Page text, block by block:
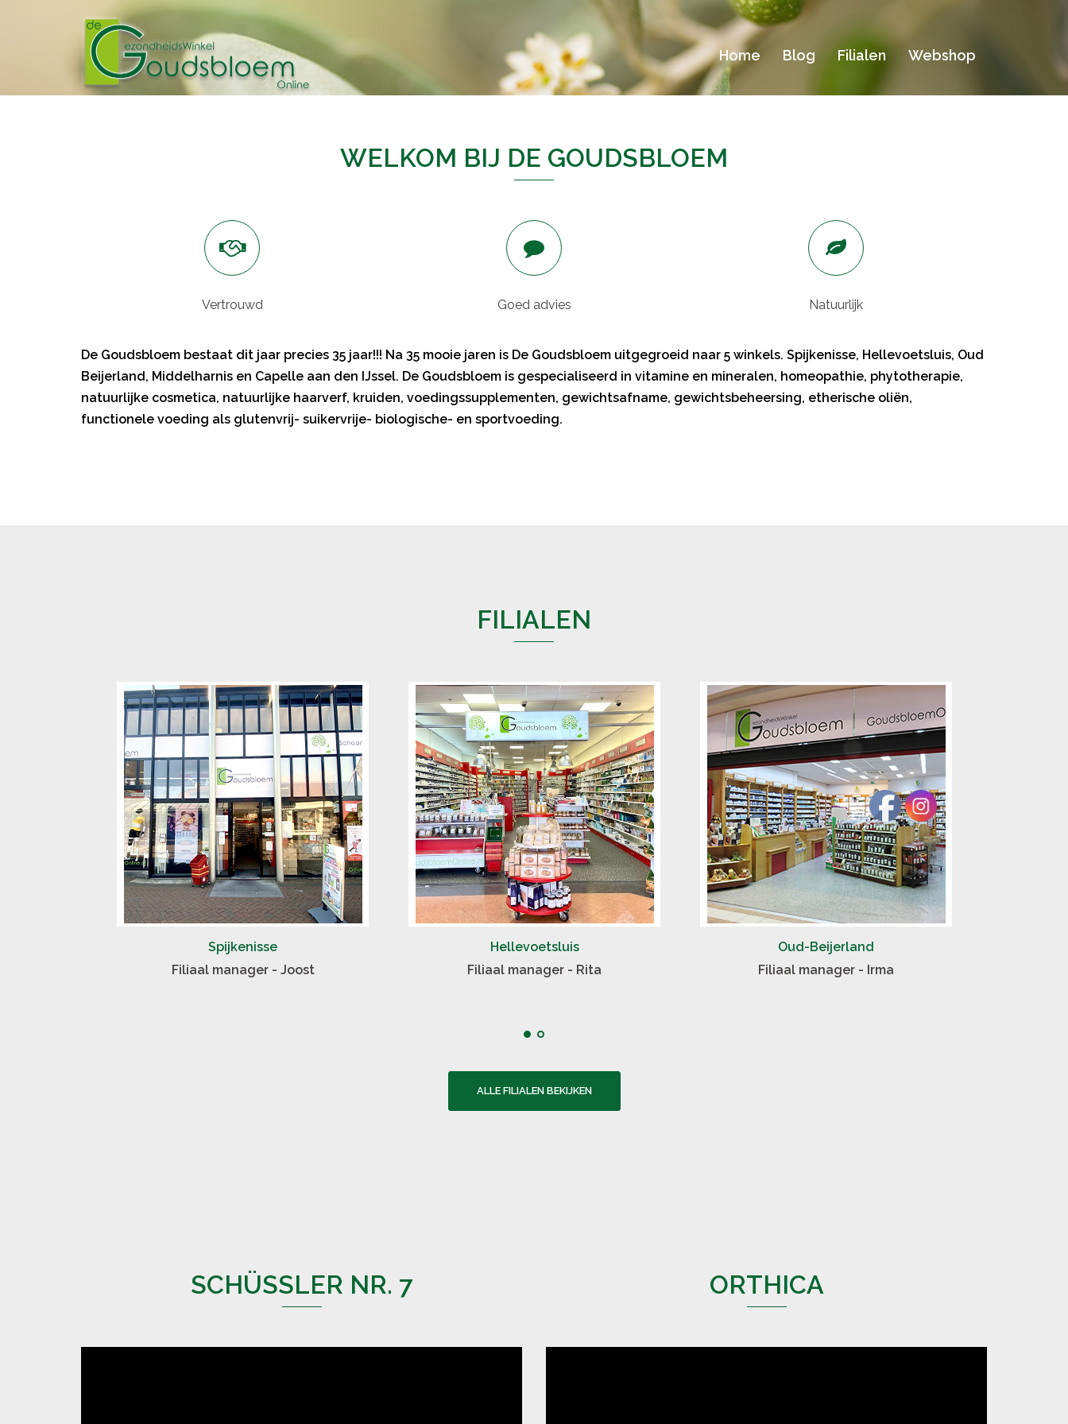
Home Blog Filialen Webshop
WELKOM BIJ DE GOUDSBLOEM
Vertrouwd Goed advies Natuurlijk
De Goudsbloem bestaat dit jaar precies 35 jaar!!! Na 35 mooie jaren is De Goudsbloem uitgegroeid naar 5 winkels. Spijkenisse, Hellevoetsluis, Oud
Beijerland, Middelharnis en Capelle aan den IJssel. De Goudsbloem is gespecialiseerd in vitamine en mineralen, homeopathie, phytotherapie,
natuurlijke cosmetica, natuurlijke haarverf, kruiden, voedingssupplementen, gewichtsafname, gewichtsbeheersing, etherische oliën,
functionele voeding als glutenvrij- suikervrije- biologische- en sportvoeding.
FILIALEN
Spijkenisse
Filiaal manager - Joost
Hellevoetsluis
Filiaal manager - Rita
Oud-Beijerland
Filiaal manager - Irma
ALLE FILIALEN BEKIJKEN
SCHÜSSLER NR. 7 ORTHICA